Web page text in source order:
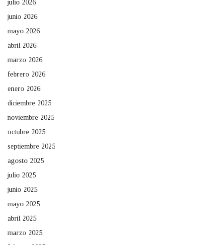
julio 2026
junio 2026
mayo 2026
abril 2026
marzo 2026
febrero 2026
enero 2026
diciembre 2025
noviembre 2025
octubre 2025
septiembre 2025
agosto 2025
julio 2025
junio 2025
mayo 2025
abril 2025
marzo 2025